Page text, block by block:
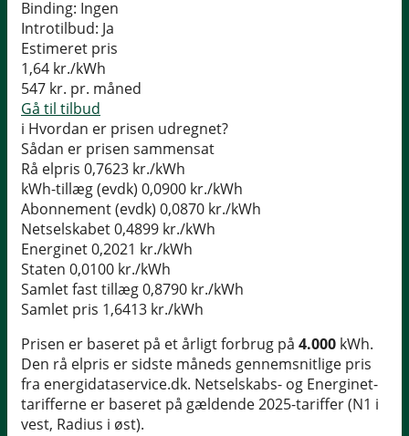
Binding: Ingen
Introtilbud: Ja
Estimeret pris
1,64 kr./kWh
547 kr. pr. måned
Gå til tilbud
i Hvordan er prisen udregnet?
Sådan er prisen sammensat
Rå elpris 0,7623 kr./kWh
kWh-tillæg (evdk) 0,0900 kr./kWh
Abonnement (evdk) 0,0870 kr./kWh
Netselskabet0,4899 kr./kWh
Energinet0,2021 kr./kWh
Staten 0,0100 kr./kWh
Samlet fast tillæg0,8790 kr./kWh
Samlet pris 1,6413 kr./kWh
Prisen er baseret på et årligt forbrug på 4.000 kWh.
Den rå elpris er sidste måneds gennemsnitlige pris
fra energidataservice.dk. Netselskabs- og Energinet-
tarifferne er baseret på gældende 2025-tariffer (N1 i
vest, Radius i øst).